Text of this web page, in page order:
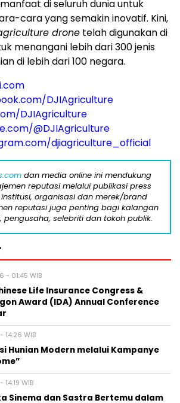
di seluruh dunia untuk
cara yang semakin inovatif. Kini,
drone telah digunakan di
menangani lebih dari 300 jenis
di lebih dari 100 negara.
DJIAgriculture
DJIAgriculture
@DJIAgriculture
djiagriculture_official
dan media online ini mendukung
reputasi melalui publikasi press
organisasi dan merek/brand
reputasi juga penting bagi kalangan
pengusaha, selebriti dan tokoh publik.
- 01:45 WIB
Life Insurance Congress &
Award (IDA) Annual Conference
WIB
Hunian Modern melalui Kampanye
WIB
Sinema dan Sastra Bertemu dalam